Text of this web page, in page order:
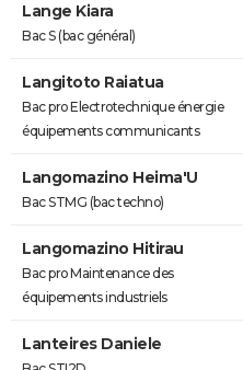
Lange Kiara
Bac S (bac général)
Langitoto Raiatua
Bac pro Electrotechnique énergie
équipements communicants
Langomazino Heima'U
Bac STMG (bac techno)
Langomazino Hitirau
Bac pro Maintenance des
équipements industriels
Lanteires Daniele